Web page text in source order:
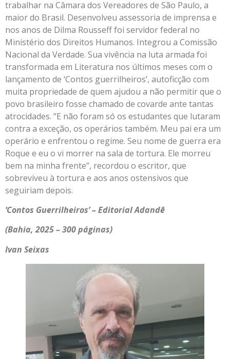
trabalhar na Câmara dos Vereadores de São Paulo, a
maior do Brasil. Desenvolveu assessoria de imprensa e
nos anos de Dilma Rousseff foi servidor federal no
Ministério dos Direitos Humanos. Integrou a Comissão
Nacional da Verdade. Sua vivência na luta armada foi
transformada em Literatura nos últimos meses com o
lançamento de ‘Contos guerrilheiros’, autoficção com
muita propriedade de quem ajudou a não permitir que o
povo brasileiro fosse chamado de covarde ante tantas
atrocidades. “E não foram só os estudantes que lutaram
contra a exceção, os operários também. Meu pai era um
operário e enfrentou o regime. Seu nome de guerra era
Roque e eu o vi morrer na sala de tortura. Ele morreu
bem na minha frente”, recordou o escritor, que
sobreviveu à tortura e aos anos ostensivos que
seguiriam depois.
‘Contos Guerrilheiros’ – Editorial Adandê
(Bahia, 2025 – 300 páginas)
Ivan Seixas